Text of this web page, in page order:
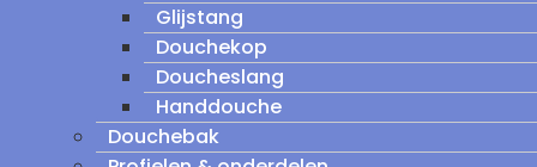
Glijstang
Douchekop
Doucheslang
Handdouche
Douchebak